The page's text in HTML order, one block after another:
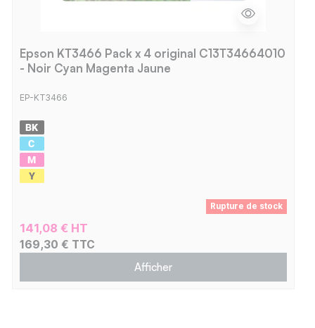
Epson KT3466 Pack x 4 original C13T34664010
- Noir Cyan Magenta Jaune
EP-KT3466
Rupture de stock
141,08 € HT
169,30 € TTC
Afficher